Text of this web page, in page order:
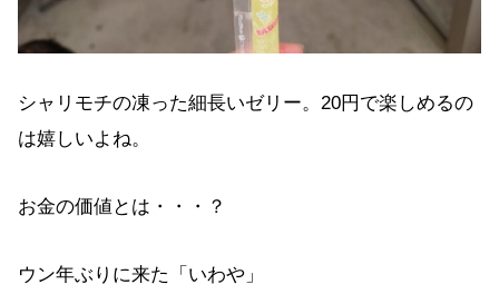
シャリモチの凍った細長いゼリー。20円で楽しめるの
は嬉しいよね。
お金の価値とは・・・？
ウン年ぶりに来た「いわや」